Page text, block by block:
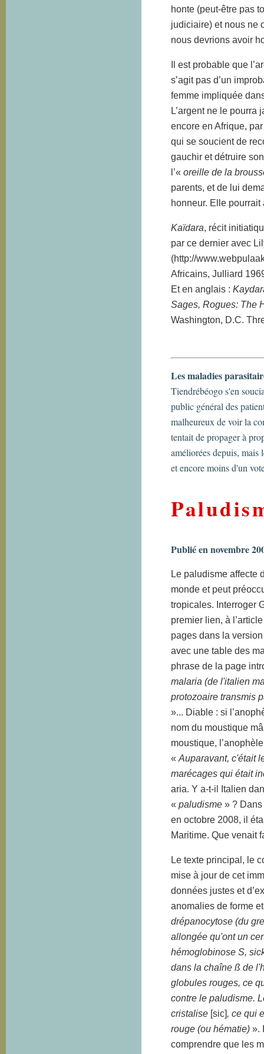
honte (peut-être pas
judiciaire) et nous ne
nous devrions avoir
Il est probable que
s’agit pas d’un
femme impliquée
L’argent ne le
encore en Afrique,
qui se soucient de
gauchir et détruire
l’« oreille de la
parents, et de lui
honneur. Elle pourrait
Kaïdara, récit
par ce dernier avec
(http://
Africains, Julliard
Et en anglais :
Sages, Rogues: The
Washington, D.C.
Les maladies
Tiendrébéogo s'en
public général des
malheureux de voir la
tentait de propager à
améliorées depuis, mais
et encore moins d'un
Publié en novembre
Le paludisme affecte
monde et peut
tropicales. Interroger
premier lien, à
pages dans la
avec une table des
phrase de la page
malaria (de l'italien
protozoaire transmis
»... Diable : si
nom du moustique
moustique,
« Auparavant, c'était
marécages qui était
aria. Y a-t-il Italien
« paludisme » ?
en octobre 2008, il
Maritime. Que
Le texte principal, le
mise à jour de cet
données justes et
anomalies de forme
drépanocytose (du
allongée qu'ont un
hémoglobinose S,
dans la chaîne ß de
globules rouges, ce
contre le paludisme.
cristalise [sic], ce qui
rouge (ou hématie) ».
comprendre que les